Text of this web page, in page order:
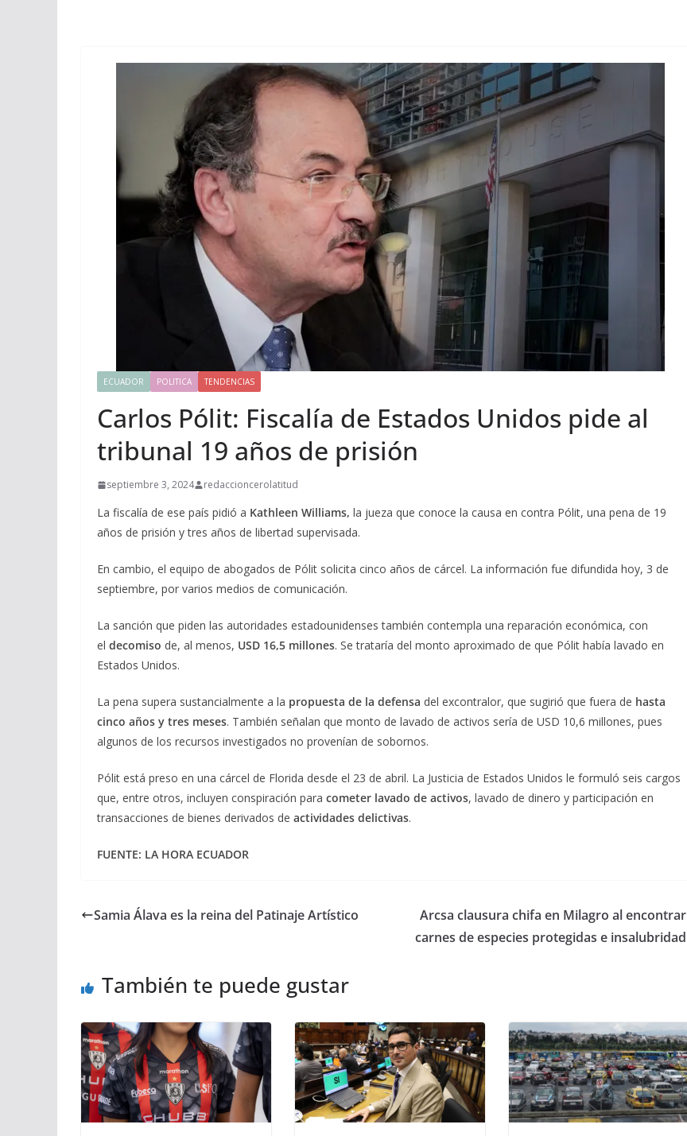
ECUADOR POLITICA TENDENCIAS
Carlos Pólit: Fiscalía de Estados Unidos pide al
tribunal 19 años de prisión
septiembre 3, 2024 redaccioncerolatitud
La fiscalía de ese país pidió a Kathleen Williams, la jueza que conoce la causa en contra Pólit, una pena de 19
años de prisión y tres años de libertad supervisada.
En cambio, el equipo de abogados de Pólit solicita cinco años de cárcel. La información fue difundida hoy, 3 de
septiembre, por varios medios de comunicación.
La sanción que piden las autoridades estadounidenses también contempla una reparación económica, con
el decomiso de, al menos, USD 16,5 millones. Se trataría del monto aproximado de que Pólit había lavado en
Estados Unidos.
La pena supera sustancialmente a la propuesta de la defensa del excontralor, que sugirió que fuera de hasta
cinco años y tres meses. También señalan que monto de lavado de activos sería de USD 10,6 millones, pues
algunos de los recursos investigados no provenían de sobornos.
Pólit está preso en una cárcel de Florida desde el 23 de abril. La Justicia de Estados Unidos le formuló seis cargos
que, entre otros, incluyen conspiración para cometer lavado de activos, lavado de dinero y participación en
transacciones de bienes derivados de actividades delictivas.
FUENTE: LA HORA ECUADOR
Samia Álava es la reina del Patinaje Artístico
Arcsa clausura chifa en Milagro al encontrar
carnes de especies protegidas e insalubridad
También te puede gustar